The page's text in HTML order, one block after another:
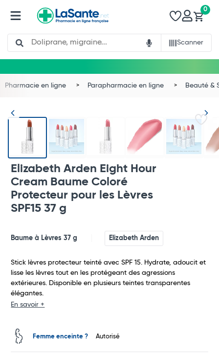
Search
Scanner
0
Total
Pharmacie en ligne Parapharmacie en ligne Beauté &
Elizabeth Arden Eight Hour
Cream Baume Coloré
Protecteur pour les Lèvres
SPF15 37 g
Baume à Lèvres 37 g Elizabeth Arden
Stick lèvres protecteur teinté avec SPF 15. Hydrate, adoucit et
lisse les lèvres tout en les protégeant des agressions
extérieures. Disponible en plusieurs teintes transparentes
élégantes.
En savoir +
Femme enceinte ? Autorisé